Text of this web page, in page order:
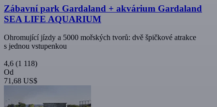
Zábavní park Gardaland + akvárium Gardaland
SEA LIFE AQUARIUM
Ohromující jízdy a 5000 mořských tvorů: dvě špičkové atrakce
s jednou vstupenkou
4,6 (1 118)
Od
71,68 US$